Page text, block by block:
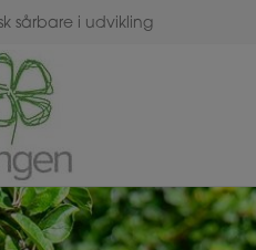
sårbare i udvikling